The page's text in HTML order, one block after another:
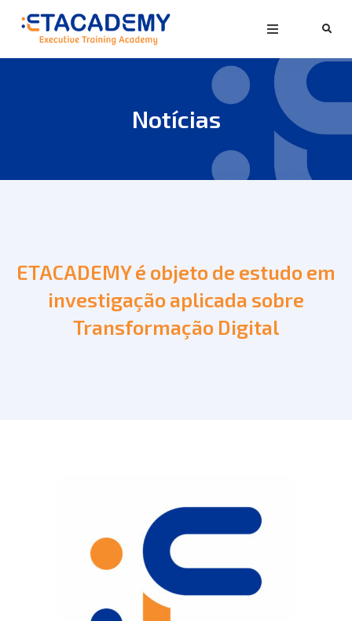
Notícias
ETACADEMY é objeto de estudo em
investigação aplicada sobre
Transformação Digital